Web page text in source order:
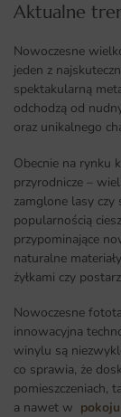
Aktualne
Nowoczesne
jeden z
spektakularną
odchodzą od
oraz unikalnego
Obecnie na rynku
przyrodnicze –
zamglone lasy
popularnością
przypominające
naturalne
żyłkami czy
Nowoczesne
innowacyjna
winylu są
co sprawia, że
pomieszczeniach,
a nawet w